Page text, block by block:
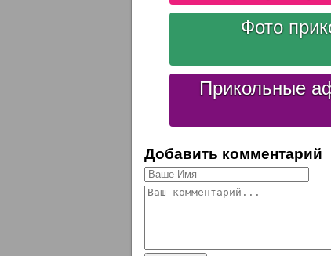
Фото
Прикольные
Добавить комментарий